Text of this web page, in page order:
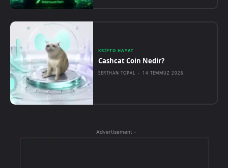
KRIPTO HAYAT
Cashcat Coin Nedir?
SERTHAN TOPAL - 14 TEMMUZ 2026
- Advertisement -